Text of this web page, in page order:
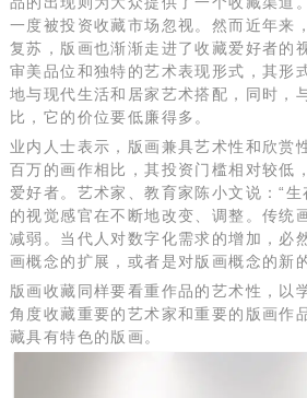
一度被投资收藏市场忽视。然而近年来
复苏，版画也渐渐走进了收藏爱好者的
审美品位和独特的艺术表现形式，其形
地与现代生活和居家艺术搭配，同时，
比，它的价位要低廉得多。
业内人士表示，版画兼具艺术性和欣赏
百万的画作相比，其投资门槛相对较低
爱好者。艺术家、教育家陈小文说：“
的视觉感官在不断地改变、调整。传统
减弱。当代人对数字化需求的增加，必
画概念的扩展，或者是对版画概念的新
版画收藏同样要看重作品的艺术性，以
角度收藏重要的艺术家和重要的版画作
藏具有特色的版画。